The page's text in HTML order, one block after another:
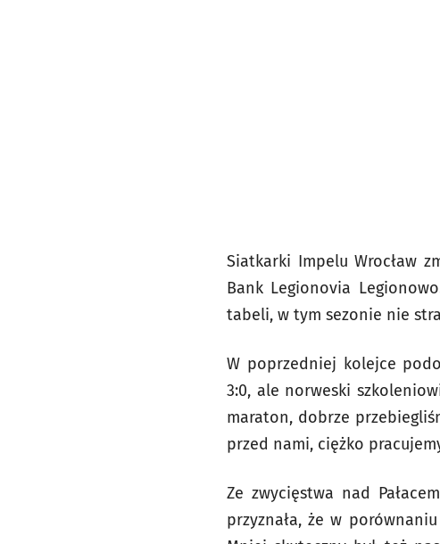
Siatkarki Impelu Wrocław
Bank Legionovia
tabeli, w tym sezonie nie
W poprzedniej kolejce
3:0, ale norweski
maraton, dobrze
przed nami, ciężko
Ze zwycięstwa nad
przyznała, że w